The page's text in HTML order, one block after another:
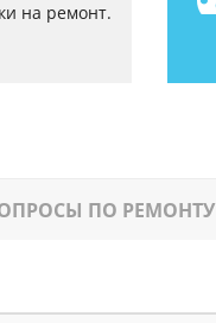
на ремонт.
ПО РЕМОНТУ